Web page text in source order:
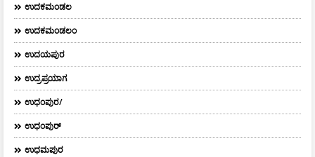
ಉದಕಮಂಡಲ
ಉದಕಮಂಡಲಂ
ಉದಯಪುರ
ಉದ್ರಪ್ರಯಾಗ
ಉಧಂಪುರ/
ಉಧಂಪುರ್
ಉಧಮಪುರ